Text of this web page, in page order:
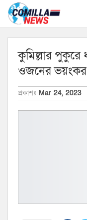
কুমিল্লার
ওজনের ভয়ংকর
প্রকাশঃ Mar 24, 2023